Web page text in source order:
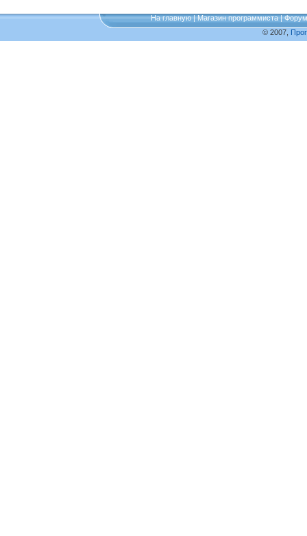
На главную|Магазин программиста|Форум
© 2007,